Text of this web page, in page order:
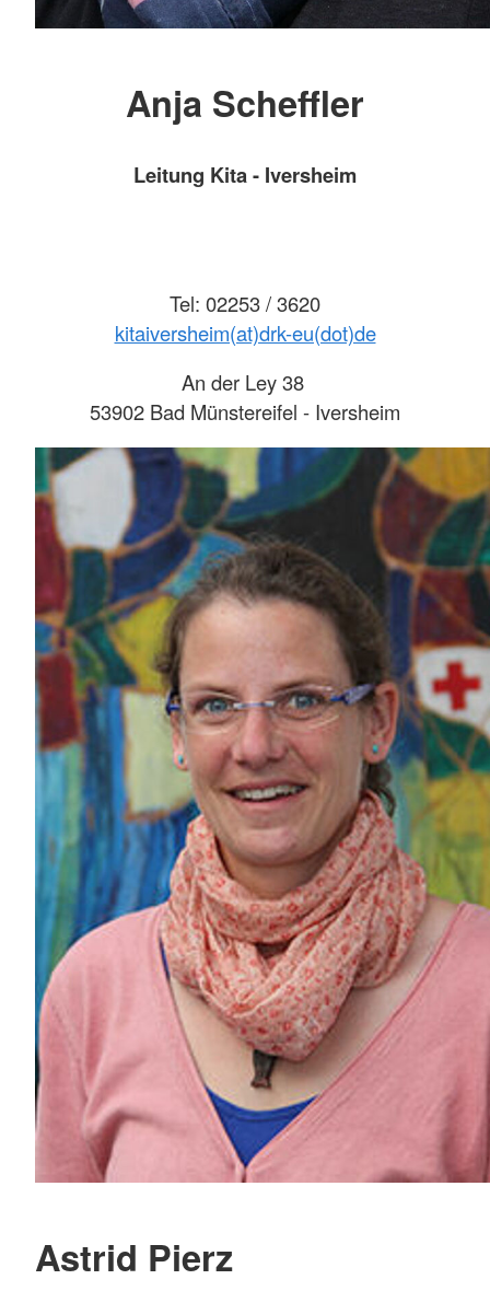
Anja Scheffler
Leitung Kita - Iversheim
Tel: 02253 / 3620
kitaiversheim(at)drk-eu(dot)de
An der Ley 38
53902 Bad Münstereifel - Iversheim
Astrid Pierz